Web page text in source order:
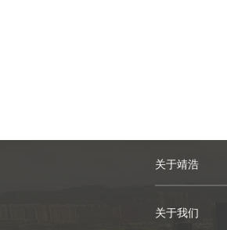
关于靖浩
关于我们